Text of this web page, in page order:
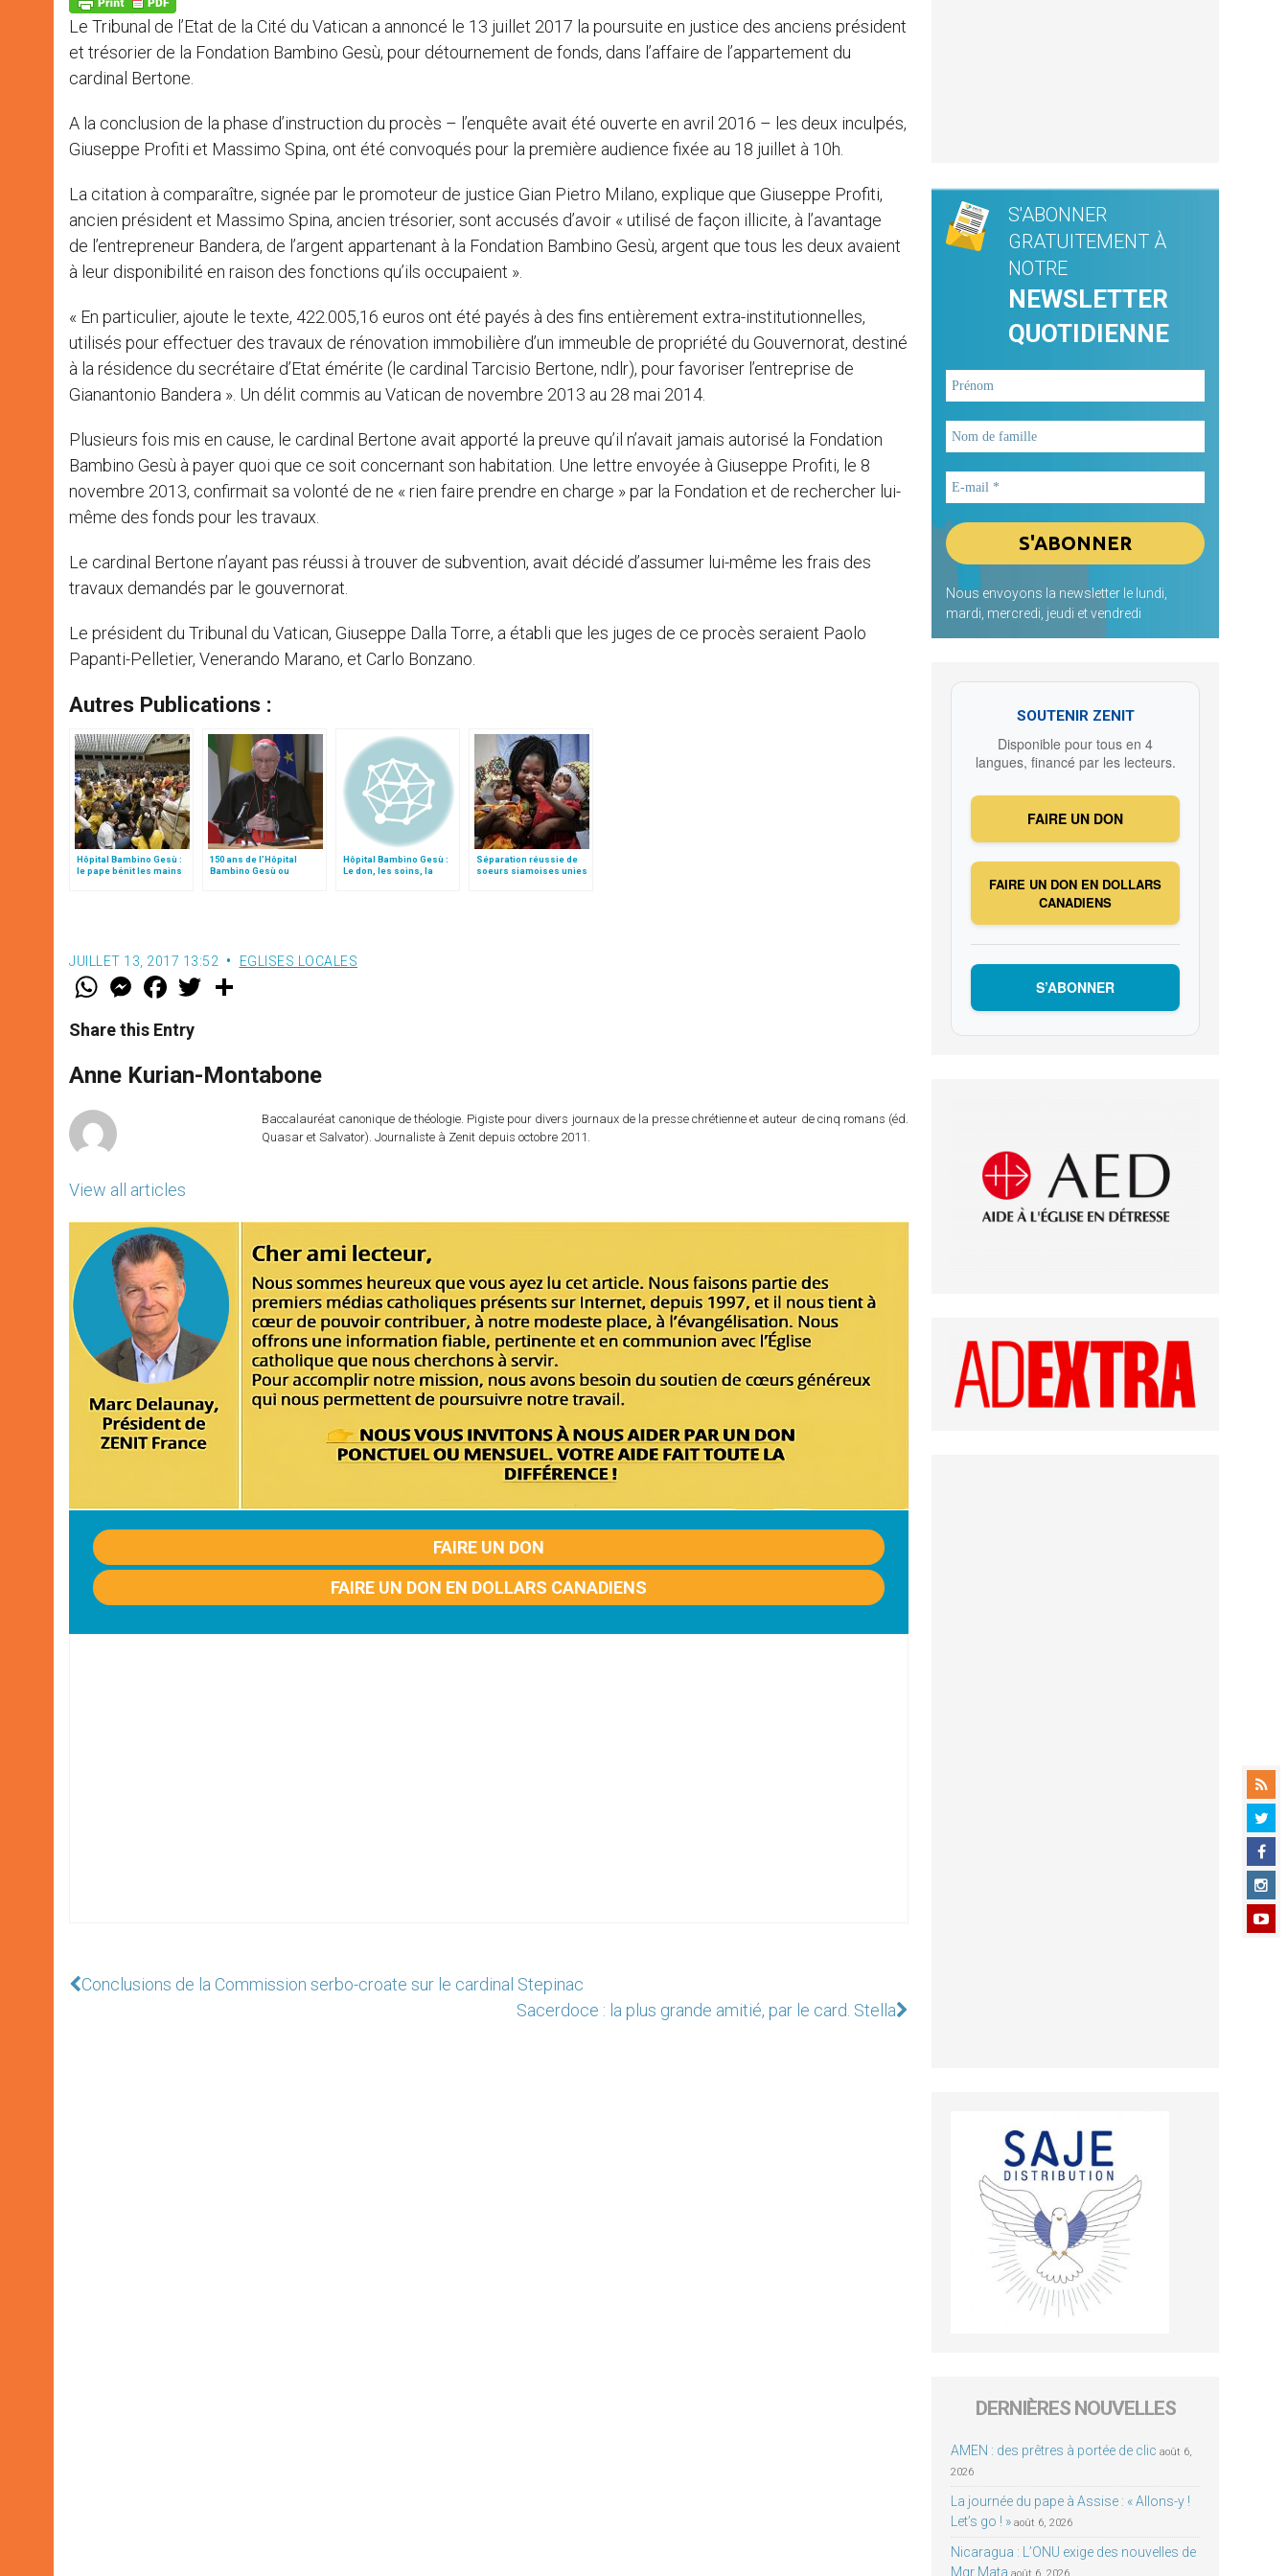
p e
r
k
Le Tribunal de l’Etat de la Cité du Vatican a annoncé le 13 juillet 2017 la poursuite en justice des anciens président
et trésorier de la Fondation Bambino Gesù, pour détournement de fonds, dans l’affaire de l’appartement du
cardinal Bertone.
A la conclusion de la phase d’instruction du procès – l’enquête avait été ouverte en avril 2016 – les deux inculpés,
Giuseppe Profiti et Massimo Spina, ont été convoqués pour la première audience fixée au 18 juillet à 10h.
La citation à comparaître, signée par le promoteur de justice Gian Pietro Milano, explique que Giuseppe Profiti,
ancien président et Massimo Spina, ancien trésorier, sont accusés d’avoir « utilisé de façon illicite, à l’avantage
de l’entrepreneur Bandera, de l’argent appartenant à la Fondation Bambino Gesù, argent que tous les deux avaient
à leur disponibilité en raison des fonctions qu’ils occupaient ».
« En particulier, ajoute le texte, 422.005,16 euros ont été payés à des fins entièrement extra-institutionnelles,
utilisés pour effectuer des travaux de rénovation immobilière d’un immeuble de propriété du Gouvernorat, destiné
à la résidence du secrétaire d’Etat émérite (le cardinal Tarcisio Bertone, ndlr), pour favoriser l’entreprise de
Gianantonio Bandera ». Un délit commis au Vatican de novembre 2013 au 28 mai 2014.
Plusieurs fois mis en cause, le cardinal Bertone avait apporté la preuve qu’il n’avait jamais autorisé la Fondation
Bambino Gesù à payer quoi que ce soit concernant son habitation. Une lettre envoyée à Giuseppe Profiti, le 8
novembre 2013, confirmait sa volonté de ne « rien faire prendre en charge » par la Fondation et de rechercher lui-
même des fonds pour les travaux.
Le cardinal Bertone n’ayant pas réussi à trouver de subvention, avait décidé d’assumer lui-même les frais des
travaux demandés par le gouvernorat.
Le président du Tribunal du Vatican, Giuseppe Dalla Torre, a établi que les juges de ce procès seraient Paolo
Papanti-Pelletier, Venerando Marano, et Carlo Bonzano.
Autres Publications :
Hôpital Bambino Gesù :
le pape bénit les mains
150 ans de l’Hôpital
Bambino Gesù ou
Hôpital Bambino Gesù :
Le don, les soins, la
Séparation réussie de
soeurs siamoises unies
JUILLET 13, 2017 13:52 EGLISES LOCALES
W
t
s
p
p
M
e
s
e
g
e
F
a
e
b
o
k
w
r
Share this Entry
Anne Kurian-Montabone
View all articles
Baccalauréat canonique de théologie. Pigiste pour divers journaux de la presse chrétienne et auteur de cinq romans (éd.
Quasar et Salvator). Journaliste à Zenit depuis octobre 2011.
FAIRE UN DON
FAIRE UN DON EN DOLLARS CANADIENS
Conclusions de la Commission serbo-croate sur le cardinal Stepinac
Sacerdoce : la plus grande amitié, par le card. Stella
S'ABONNER
GRATUITEMENT À
NOTRE
NEWSLETTER
QUOTIDIENNE
Nous envoyons la newsletter le lundi,
mardi, mercredi, jeudi et vendredi
SOUTENIR ZENIT
Disponible pour tous en 4
langues, financé par les lecteurs.
FAIRE UN DON
FAIRE UN DON EN DOLLARS
CANADIENS
S’ABONNER
DERNIÈRES NOUVELLES
AMEN : des prêtres à portée de clic août 6,
2026
La journée du pape à Assise : « Allons-y !
Let’s go ! » août 6, 2026
Nicaragua : L’ONU exige des nouvelles de
Mgr Mata